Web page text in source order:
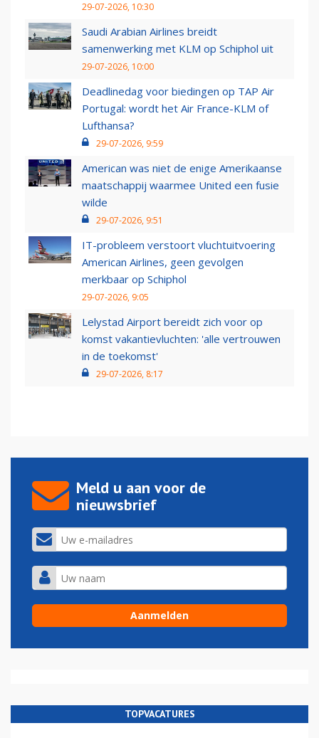
29-07-2026, 10:30
Saudi Arabian Airlines breidt
samenwerking met KLM op Schiphol uit
29-07-2026, 10:00
Deadlinedag voor biedingen op TAP Air
Portugal: wordt het Air France-KLM of
Lufthansa?
29-07-2026, 9:59
American was niet de enige Amerikaanse
maatschappij waarmee United een fusie
wilde
29-07-2026, 9:51
IT-probleem verstoort vluchtuitvoering
American Airlines, geen gevolgen
merkbaar op Schiphol
29-07-2026, 9:05
Lelystad Airport bereidt zich voor op
komst vakantievluchten: 'alle vertrouwen
in de toekomst'
29-07-2026, 8:17
Meld u aan voor de
nieuwsbrief
TOPVACATURES